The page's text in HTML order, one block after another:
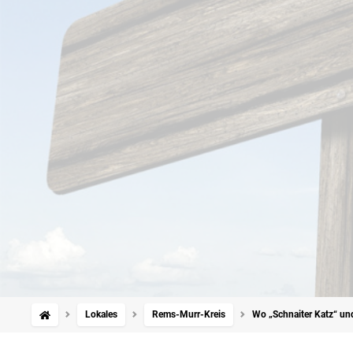
Lokales Rems-Murr-Kreis Wo „Schnaiter Katz“